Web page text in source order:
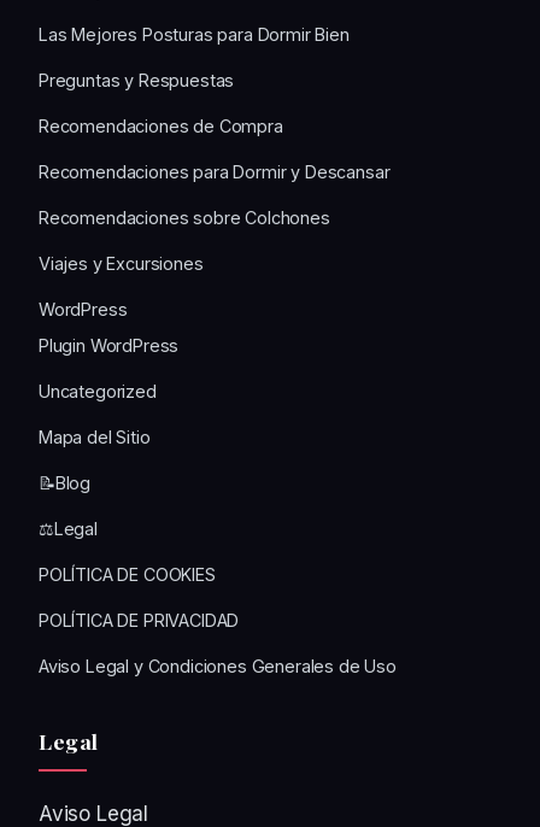
Las Mejores Posturas para Dormir Bien
Preguntas y Respuestas
Recomendaciones de Compra
Recomendaciones para Dormir y Descansar
Recomendaciones sobre Colchones
Viajes y Excursiones
WordPress
Plugin WordPress
Uncategorized
Mapa del Sitio
📝Blog
⚖️Legal
POLÍTICA DE COOKIES
POLÍTICA DE PRIVACIDAD
Aviso Legal y Condiciones Generales de Uso
Legal
Aviso Legal